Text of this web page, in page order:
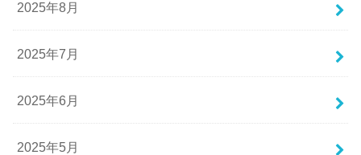
2025年8月
2025年7月
2025年6月
2025年5月